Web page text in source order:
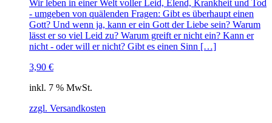
Wir leben in einer Welt voller Leid, Elend, Krankheit und Tod
- umgeben von quälenden Fragen: Gibt es überhaupt einen
Gott? Und wenn ja, kann er ein Gott der Liebe sein? Warum
lässt er so viel Leid zu? Warum greift er nicht ein? Kann er
nicht - oder will er nicht? Gibt es einen Sinn […]
3,90 €
inkl. 7 % MwSt.
zzgl. Versandkosten